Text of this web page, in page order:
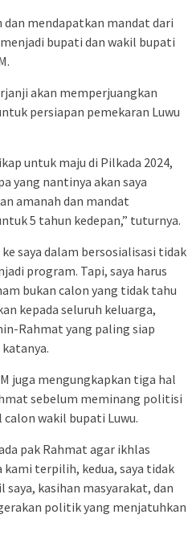
mendapatkan mandat dari
bupati dan wakil bupati
akan memperjuangkan
persiapan pemekaran Luwu
untuk maju di Pilkada 2024,
yang nantinya akan saya
amanah dan mandat
5 tahun kedepan,” tuturnya.
saya dalam bersosialisasi tidak
program. Tapi, saya harus
bukan calon yang tidak tahu
kepada seluruh keluarga,
Rahmat yang paling siap
juga mengungkapkan tiga hal
sebelum meminang politisi
wakil bupati Luwu.
pak Rahmat agar ikhlas
terpilih, kedua, saya tidak
kasihan masyarakat, dan
politik yang menjatuhkan